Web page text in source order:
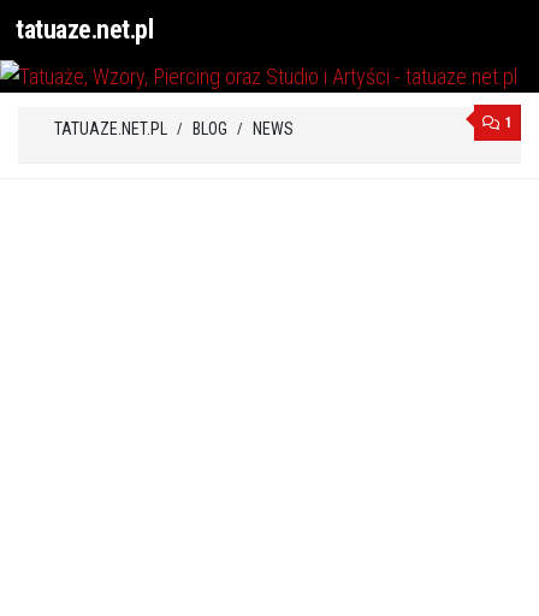
Przejdź do treści
tatuaze.net.pl
TATUAZE.NET.PL / BLOG / NEWS 1